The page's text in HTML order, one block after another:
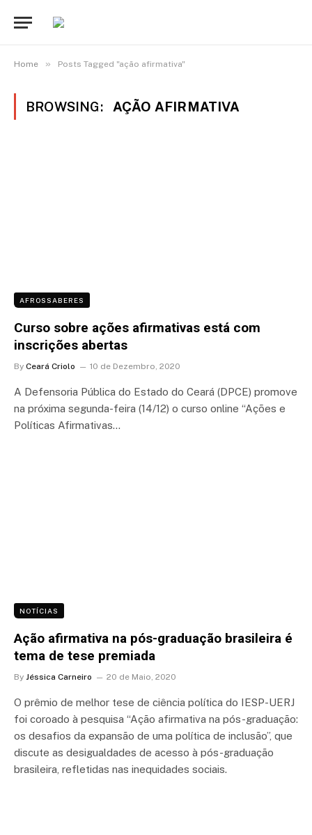
Home » Posts Tagged "ação afirmativa"
BROWSING: AÇÃO AFIRMATIVA
AFROSSABERES
Curso sobre ações afirmativas está com
inscrições abertas
By Ceará Criolo 10 de Dezembro, 2020
A Defensoria Pública do Estado do Ceará (DPCE) promove
na próxima segunda-feira (14/12) o curso online “Ações e
Políticas Afirmativas…
NOTÍCIAS
Ação afirmativa na pós-graduação brasileira é
tema de tese premiada
By Jéssica Carneiro 20 de Maio, 2020
O prêmio de melhor tese de ciência política do IESP-UERJ
foi coroado à pesquisa “Ação afirmativa na pós-graduação:
os desafios da expansão de uma política de inclusão”, que
discute as desigualdades de acesso à pós-graduação
brasileira, refletidas nas inequidades sociais.